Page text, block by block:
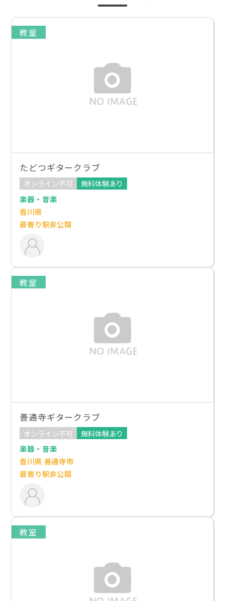
教室
たどつギタークラブ
オンライン不可
無料体験あり
楽器・音楽
香川県
最寄り駅非公開
教室
善通寺ギタークラブ
オンライン不可
無料体験あり
楽器・音楽
香川県 善通寺市
最寄り駅非公開
教室